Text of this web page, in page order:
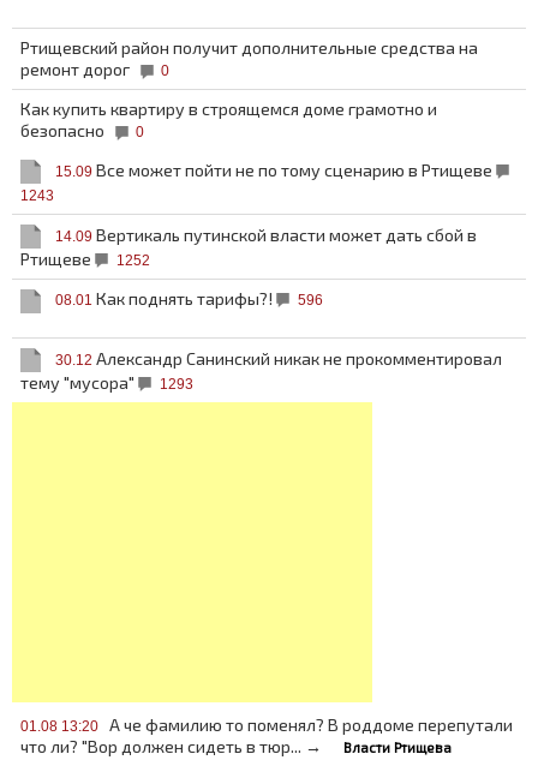
Ртищевский район получит дополнительные средства на
ремонт дорог
0
Как купить квартиру в строящемся доме грамотно и
безопасно
0
15.09 Все может пойти не по тому сценарию в Ртищеве
1243
14.09 Вертикаль путинской власти может дать сбой в
Ртищеве
1252
08.01 Как поднять тарифы?! 596
30.12 Александр Санинский никак не прокомментировал
тему "мусора"
1293
01.08 13:20
А че фамилию то поменял? В роддоме перепутали
что ли? "Вор должен сидеть в тюр... →
Власти Ртищева